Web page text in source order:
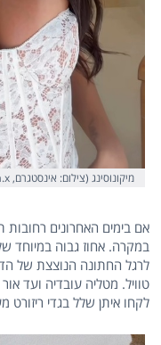
מיקונוסינג (צילום: אינסטגרם, liyanoga.x)
אם בימים האחרונים
במקרה. אחוז גבוה במיוחד
לרגל החתונה הנוצצת של
טוויל. מטליה עובדיה ועד אור
לקחו איתן שלל בגדי ריזורט